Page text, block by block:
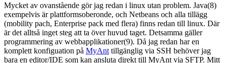
Mycket av ovanstående gör jag redan i linux utan problem. Java(8)
exempelvis är plattformsoberonde, och Netbeans och alla tillägg
(mobility pach, Enterprise pack med flera) finns redan till linux. Där
är det alltså inget steg att ta över huvud taget. Detsamma gäller
programmering av webbapplikationer(9). Då jag redan har en
komplett konfiguation på MyAnt tillgänglig via SSH behöver jag
bara en editor/IDE som kan ansluta direkt till MyAnt via SFTP. Mitt